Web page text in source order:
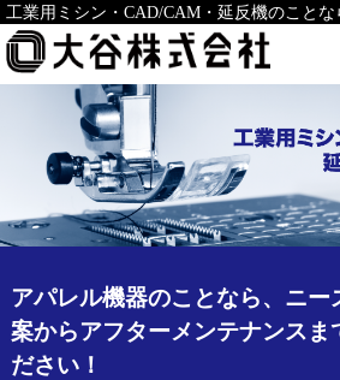
工業用ミシン・CAD/CAM・延反機のことな
アパレル機器のことなら、ニー
案からアフターメンテナンスま
ださい！